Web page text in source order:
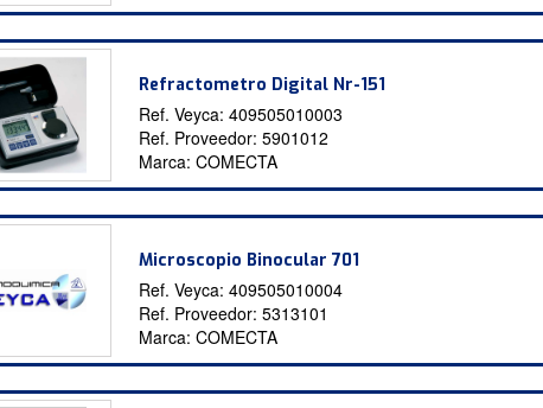
Refractometro Digital Nr-151
Ref. Veyca:409505010003
Ref. Proveedor:5901012
Marca:COMECTA
Microscopio Binocular 701
Ref. Veyca:409505010004
Ref. Proveedor:5313101
Marca:COMECTA